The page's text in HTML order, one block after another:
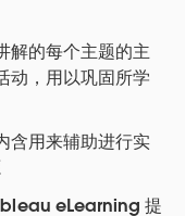
解的每个主题的主
动，用以巩固所学
含用来辅助进行实
eLearning 提